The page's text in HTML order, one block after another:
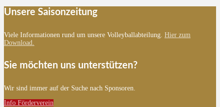
Unsere Saisonzeitung
Viele Informationen rund um unsere Volleyballabteilung. Hier zum
Download.
Sie möchten uns unterstützen?
Wir sind immer auf der Suche nach Sponsoren.
Info Förderverein